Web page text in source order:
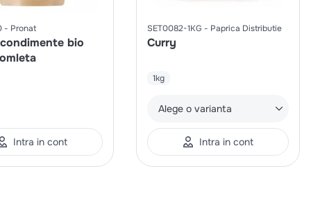
Pronat
bio
Intra in cont
SET0082-1KG Paprica Distributie
Curry
1kg
Alege o varianta
Intra in cont